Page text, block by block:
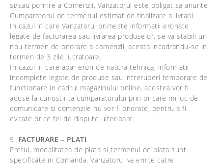
si/sau pornire a Comenzii, Vanzatorul este obligat sa anunte
Cumparatorul de termenul estimat de finalizare a livrarii.
In cazul in care Vanzatorul primeste informatii eronate
legate de facturarea sau livrarea produselor, se va stabili un
nou termen de onorare a comenzii, acesta incadrandu-se in
termen de 3 zile lucratoare.
In cazul in care apar erori de natura tehnica, informatii
incomplete legate de produse sau intreruperi temporare de
functionare in cadrul magazinului online, acestea vor fi
aduse la cunostinta cumparatorului prin oricare mijloc de
comunicare si comenzile nu vor fi onorate, pentru a fi
evitate orice fel de dispute ulterioare.
9. FACTURARE – PLATI
Pretul, modalitatea de plata si termenul de plata sunt
specificate in Comanda. Vanzatorul va emite catre